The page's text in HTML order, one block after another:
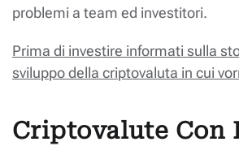
problemi a team ed investitori.
Prima di investire informati sulla
sviluppo della criptovaluta in cui
Criptovalute Con